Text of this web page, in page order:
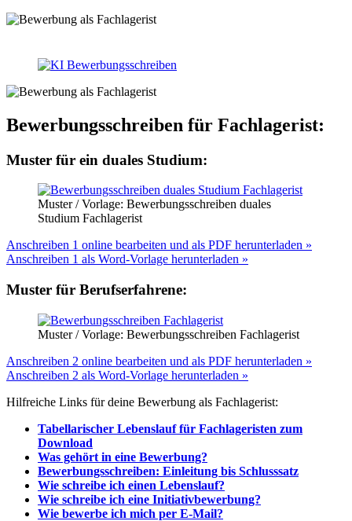
Bewerbungsschreiben für Fachlagerist:
Muster für ein duales Studium:
Muster / Vorlage: Bewerbungsschreiben duales
Studium Fachlagerist
Anschreiben 1 online bearbeiten und als PDF herunterladen »
Anschreiben 1 als Word-Vorlage herunterladen »
Muster für Berufserfahrene:
Muster / Vorlage: Bewerbungsschreiben Fachlagerist
Anschreiben 2 online bearbeiten und als PDF herunterladen »
Anschreiben 2 als Word-Vorlage herunterladen »
Hilfreiche Links für deine Bewerbung als Fachlagerist:
Tabellarischer Lebenslauf für Fachlageristen zum
Download
Was gehört in eine Bewerbung?
Bewerbungsschreiben: Einleitung bis Schlusssatz
Wie schreibe ich einen Lebenslauf?
Wie schreibe ich eine Initiativbewerbung?
Wie bewerbe ich mich per E-Mail?